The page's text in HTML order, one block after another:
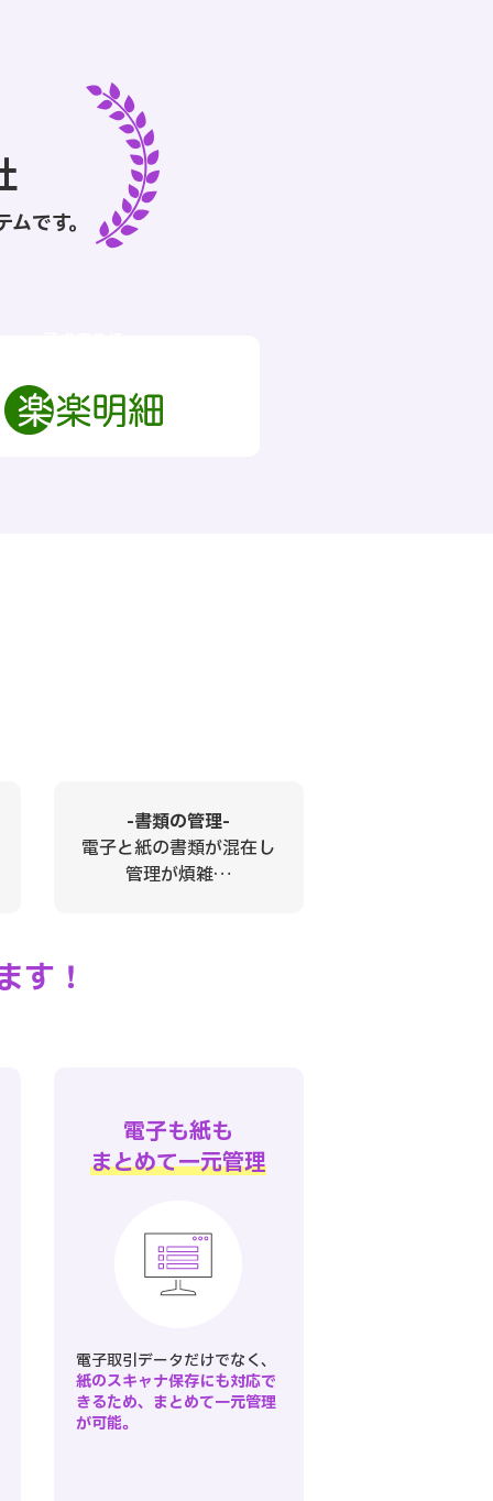
です。
す ！
-書類の管理-
電子と紙の書類が混在し
管理が煩雑…
電子も紙も
まとめて一元管理
電子取引データだけでなく、
紙のスキャナ保存にも対応で
きるため、まとめて一元管理
が可能。